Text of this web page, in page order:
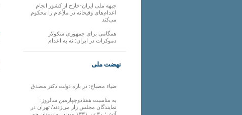
جبهه ملی ایران-خارج از کشور انجام
اعدام‌های وقیحانه در ملأِعام را محکوم
می‌کند
همگامی برای جمهوری سکولار
دموکرات در ایران: نه به اعدام
نهضت ملی
ضیاء مصباح: در باره دولت دکتر مصدق
به مناسبت هفتادوچهارمین سالروز:
نمایندگان مجلس زار می‌زدند/ تهران در